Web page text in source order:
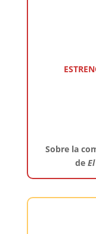
Sobre la
de